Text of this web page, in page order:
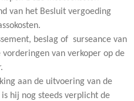
van het Besluit vergoeding
beslag of surseance van
van verkoper op de
aan de uitvoering van de
hij nog steeds verplicht de